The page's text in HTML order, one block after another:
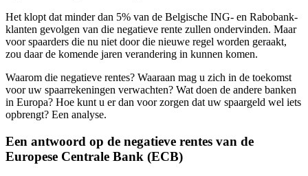
Het klopt dat minder dan 5% van de Belgische ING- en Rabobank-
klanten gevolgen van die negatieve rente zullen ondervinden. Maar
voor spaarders die nu niet door die nieuwe regel worden geraakt,
zou daar de komende jaren verandering in kunnen komen.
Waarom die negatieve rentes? Waaraan mag u zich in de toekomst
voor uw spaarrekeningen verwachten? Wat doen de andere banken
in Europa? Hoe kunt u er dan voor zorgen dat uw spaargeld wel iets
opbrengt? Een analyse.
Een antwoord op de negatieve rentes van de
Europese Centrale Bank (ECB)